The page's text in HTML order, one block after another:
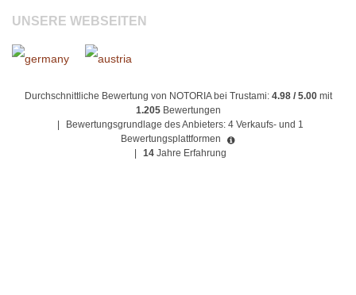
UNSERE WEBSEITEN
Durchschnittliche Bewertung von NOTORIA bei Trustami: 4.98 / 5.00mit
1.205 Bewertungen
Bewertungsgrundlage des Anbieters: 4 Verkaufs- und 1
Bewertungsplattformen
14 Jahre Erfahrung